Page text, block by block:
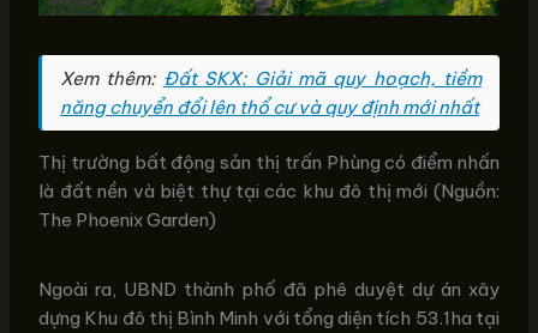
Xem thêm: Đất SKX: Giải mã quy hoạch, tiềm
năng chuyển đổi lên thổ cư và quy định mới nhất
Thị trường bất động sản thị trấn Phùng có điểm nhấn
là đất nền và biệt thự tại các khu đô thị mới (Nguồn:
The Phoenix Garden)
Ngoài ra, UBND thành phố đã phê duyệt dự án xây
dựng Khu đô thị Bình Minh với tổng diện tích 53.1ha tại